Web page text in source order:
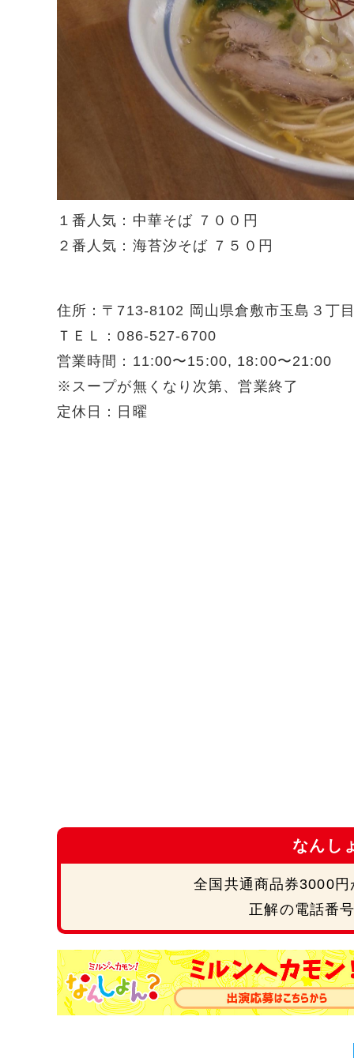
１番人気：中華そば ７００円
２番人気：海苔汐そば ７５０円
住所：〒713-8102 岡山県倉敷市玉島３丁
ＴＥＬ：086-527-6700
営業時間：11:00〜15:00, 18:00〜21:00
※スープが無くなり次第、営業終了
定休日：日曜
なんし
全国共通商品券3000
正解の電話番